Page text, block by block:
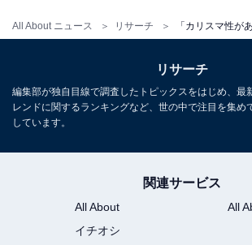
All About ニュース リサーチ
次ページ
リサーチ
編集部が独自目線で調査したトピックスをはじめ、最
レンドに関するランキングなど、世の中で注目を集め
しています。
関連サービス
All About
All
イチオシ